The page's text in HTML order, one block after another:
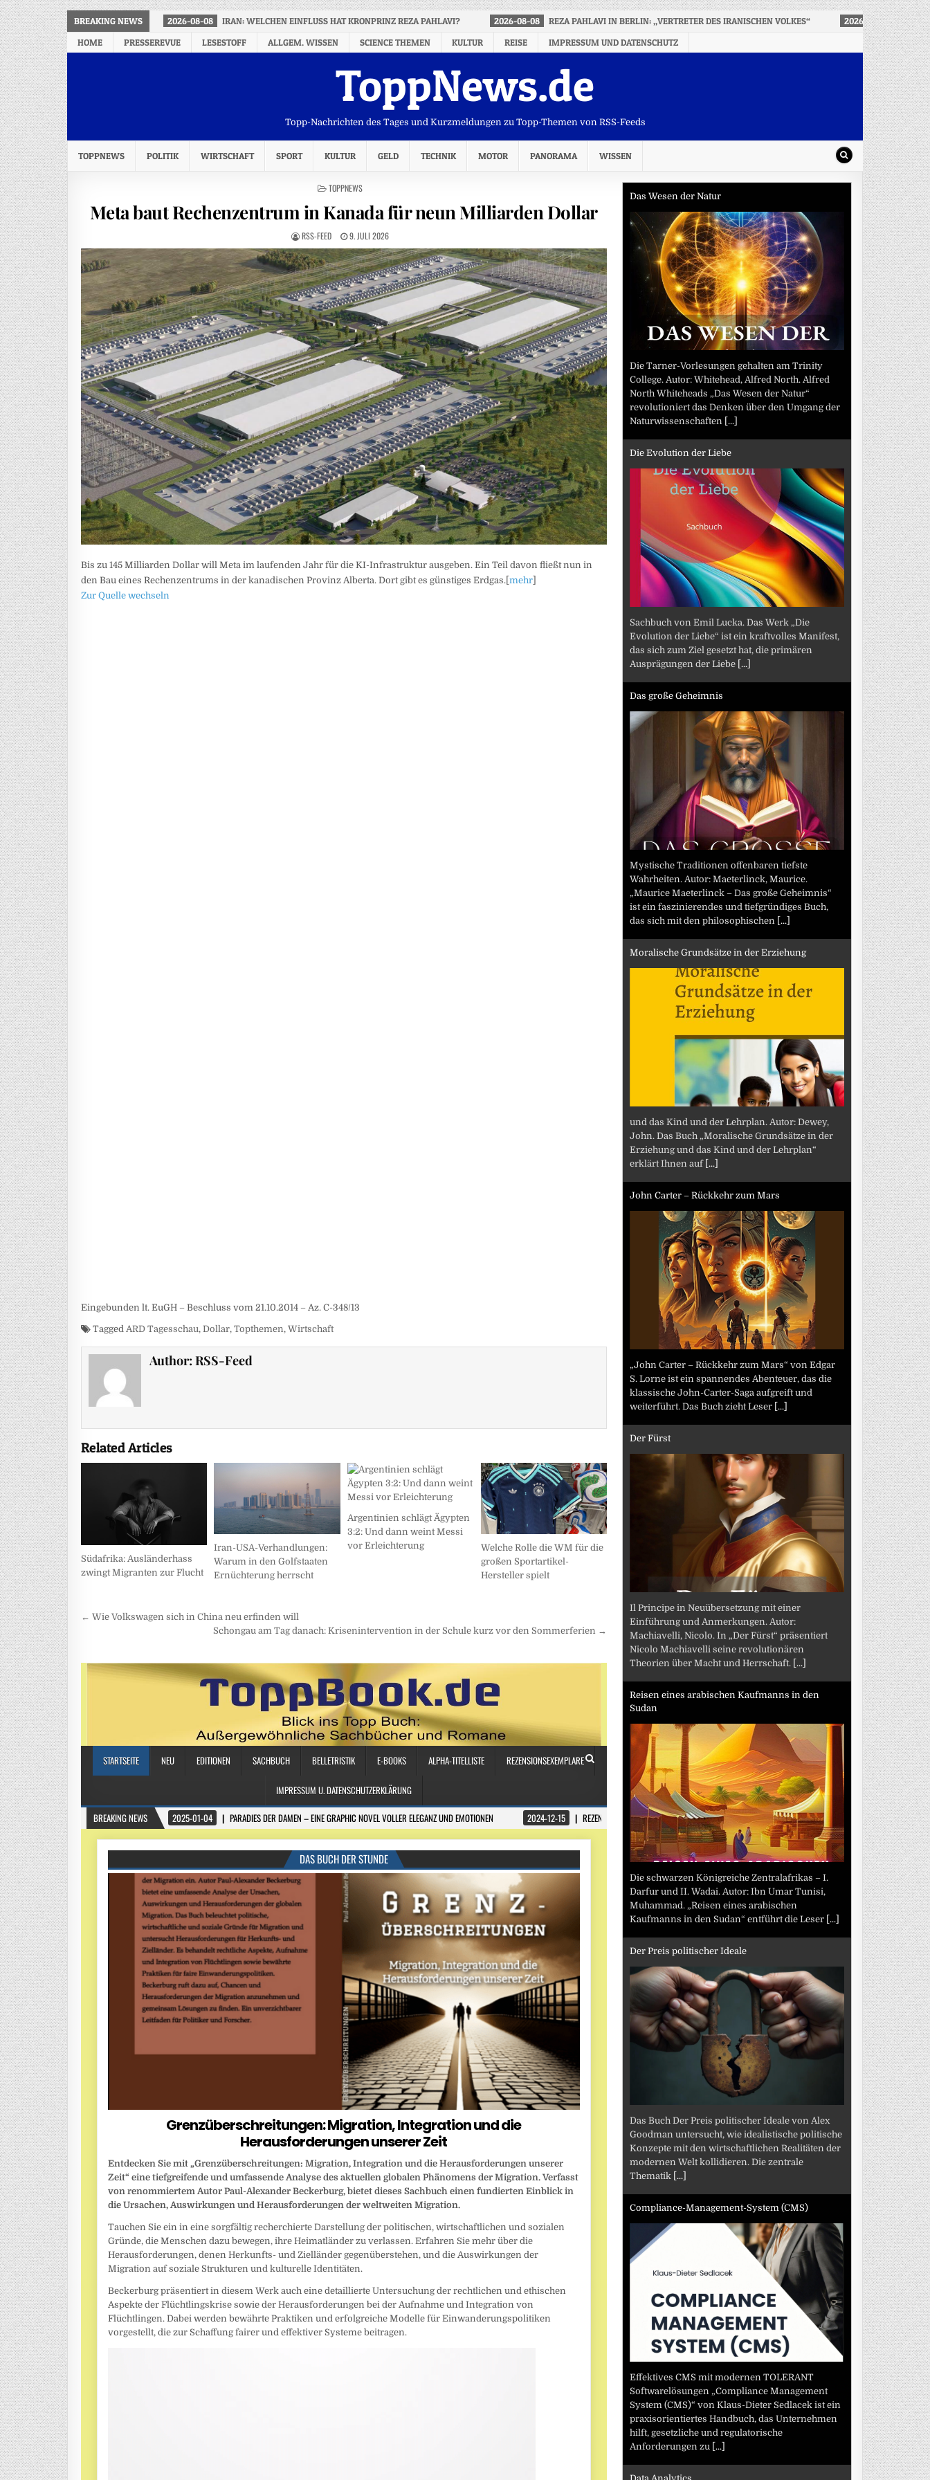
BREAKING NEWS 2026-08-08 IRAN: WELCHEN EINFLUSS HAT KRONPRINZ REZA PAHLAVI? 2026-08-08 REZA PAHLAVI IN BERLIN: „VERTRETER DES IRANISCHEN VOLKES“ 2026-08-08
SEIT
HOME
PRESSEREVUE LESESTOFF ALLGEM. WISSEN SCIENCE THEMEN KULTUR REISE IMPRESSUM UND DATENSCHUTZ
ToppNews.de
Topp-Nachrichten des Tages und Kurzmeldungen zu Topp-Themen von RSS-Feeds
TOPPNEWS POLITIK WIRTSCHAFT SPORT KULTUR GELD TECHNIK MOTOR PANORAMA WISSEN
POSTED
TOPPNEWS
Meta baut Rechenzentrum in Kanada für neun Milliarden Dollar
RSS-FEED 9. JULI 2026
Bis zu 145 Milliarden Dollar will Meta im laufenden Jahr für die KI-Infrastruktur ausgeben. Ein Teil davon fließt nun in
den Bau eines Rechenzentrums in der kanadischen Provinz Alberta. Dort gibt es günstiges Erdgas.[mehr]
Zur Quelle wechseln
Eingebunden lt. EuGH – Beschluss vom 21.10.2014 – Az. C-348/13
Tagged ARD Tagesschau, Dollar, Topthemen, Wirtschaft
Author:RSS-Feed
Related Articles
Südafrika: Ausländerhass
zwingt Migranten zur Flucht
Iran-USA-Verhandlungen:
Warum in den Golfstaaten
Ernüchterung herrscht
Argentinien schlägt Ägypten
3:2: Und dann weint Messi
vor Erleichterung
Welche Rolle die WM für die
großen Sportartikel-
Hersteller spielt
Beitragsnavigation
← Wie Volkswagen sich in China neu erfinden will
Schongau am Tag danach: Krisenintervention in der Schule kurz vor den Sommerferien →
Das Wesen der Natur
Die Tarner-Vorlesungen gehalten am Trinity
College. Autor: Whitehead, Alfred North. Alfred
North Whiteheads „Das Wesen der Natur“
revolutioniert das Denken über den Umgang der
Naturwissenschaften [...]
Die Evolution der Liebe
Sachbuch von Emil Lucka. Das Werk „Die
Evolution der Liebe“ ist ein kraftvolles Manifest,
das sich zum Ziel gesetzt hat, die primären
Ausprägungen der Liebe [...]
Das große Geheimnis
Mystische Traditionen offenbaren tiefste
Wahrheiten. Autor: Maeterlinck, Maurice.
„Maurice Maeterlinck – Das große Geheimnis“
ist ein faszinierendes und tiefgründiges Buch,
das sich mit den philosophischen [...]
Moralische Grundsätze in der Erziehung
und das Kind und der Lehrplan. Autor: Dewey,
John. Das Buch „Moralische Grundsätze in der
Erziehung und das Kind und der Lehrplan“
erklärt Ihnen auf [...]
John Carter – Rückkehr zum Mars
„John Carter – Rückkehr zum Mars“ von Edgar
S. Lorne ist ein spannendes Abenteuer, das die
klassische John-Carter-Saga aufgreift und
weiterführt. Das Buch zieht Leser [...]
Der Fürst
Il Principe in Neuübersetzung mit einer
Einführung und Anmerkungen. Autor:
Machiavelli, Nicolo. In „Der Fürst“ präsentiert
Nicolo Machiavelli seine revolutionären
Theorien über Macht und Herrschaft. [...]
Reisen eines arabischen Kaufmanns in den
Sudan
Die schwarzen Königreiche Zentralafrikas – I.
Darfur und II. Wadai. Autor: Ibn Umar Tunisi,
Muhammad. „Reisen eines arabischen
Kaufmanns in den Sudan“ entführt die Leser [...]
Der Preis politischer Ideale
Das Buch Der Preis politischer Ideale von Alex
Goodman untersucht, wie idealistische politische
Konzepte mit den wirtschaftlichen Realitäten der
modernen Welt kollidieren. Die zentrale
Thematik [...]
Compliance-Management-System (CMS)
Effektives CMS mit modernen TOLERANT
Softwarelösungen „Compliance Management
System (CMS)“ von Klaus-Dieter Sedlacek ist ein
praxisorientiertes Handbuch, das Unternehmen
hilft, gesetzliche und regulatorische
Anforderungen zu [...]